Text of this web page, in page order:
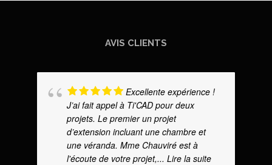
AVIS CLIENTS
Excellente expérience !
J’ai fait appel à Ti'CAD pour deux
projets. Le premier un projet
d’extension incluant une chambre et
une véranda. Mme Chauviré est à
l'écoute de votre projet,... Lire la suite